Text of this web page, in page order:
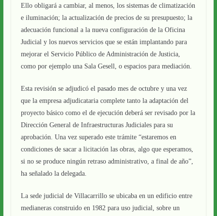
Ello obligará a cambiar, al menos, los sistemas de climatización
e iluminación; la actualización de precios de su presupuesto; la
adecuación funcional a la nueva configuración de la Oficina
Judicial y los nuevos servicios que se están implantando para
mejorar el Servicio Público de Administración de Justicia,
como por ejemplo una Sala Gesell, o espacios para mediación.
Esta revisión se adjudicó el pasado mes de octubre y una vez
que la empresa adjudicataria complete tanto la adaptación del
proyecto básico como el de ejecución deberá ser revisado por la
Dirección General de Infraestructuras Judiciales para su
aprobación. Una vez superado este trámite “estaremos en
condiciones de sacar a licitación las obras, algo que esperamos,
si no se produce ningún retraso administrativo, a final de año”,
ha señalado la delegada.
La sede judicial de Villacarrillo se ubicaba en un edificio entre
medianeras construido en 1982 para uso judicial, sobre un